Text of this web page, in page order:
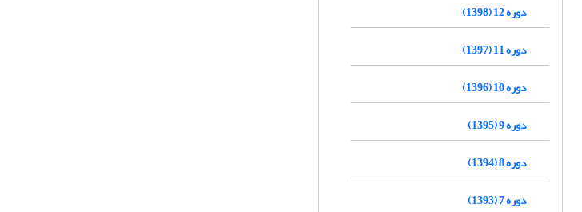
دوره 12 (1398)
دوره 11 (1397)
دوره 10 (1396)
دوره 9 (1395)
دوره 8 (1394)
دوره 7 (1393)